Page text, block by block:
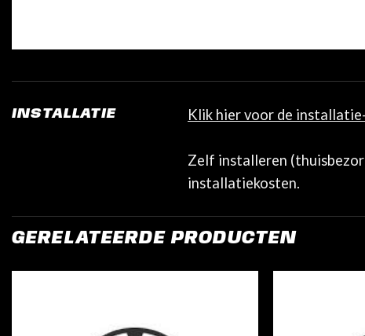
INSTALLATIE Klik hier voor de
Zelf installeren
installatiekosten.
GERELATEERDE PRODUCTEN